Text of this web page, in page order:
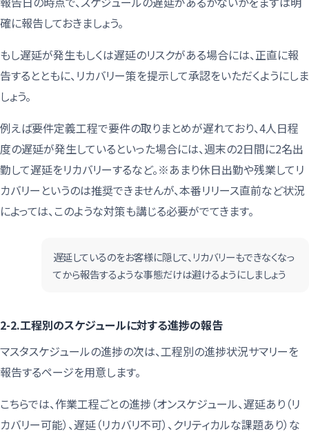
確に報告しておきましょう。
もし遅延が発生もしくは遅延のリスクがある場合には、正直に報
告するとともに、リカバリー策を提示して承認をいただくようにしま
しょう。
例えば要件定義工程で要件の取りまとめが遅れており、4人日程
度の遅延が発生しているといった場合には、週末の2日間に2名出
勤して遅延をリカバリーするなど。※あまり休日出勤や残業してリ
カバリーというのは推奨できませんが、本番リリース直前など状況
によっては、このような対策も講じる必要がでてきます。
遅延しているのをお客様に隠して、リカバリーもできなくなっ
てから報告するような事態だけは避けるようにしましょう
2-2.工程別のスケジュールに対する進捗の報告
マスタスケジュールの進捗の次は、工程別の進捗状況サマリーを
報告するページを用意します。
こちらでは、作業工程ごとの進捗（オンスケジュール、遅延あり（リ
カバリー可能）、遅延（リカバリ不可）、クリティカルな課題あり）な